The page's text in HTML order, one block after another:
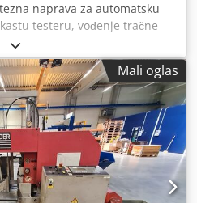
naprava za automatsku
testeru, vođenje tračne
-Držač iz automatske tračne
Ø 80 mm -Dimenzije:
kg
Mali oglas